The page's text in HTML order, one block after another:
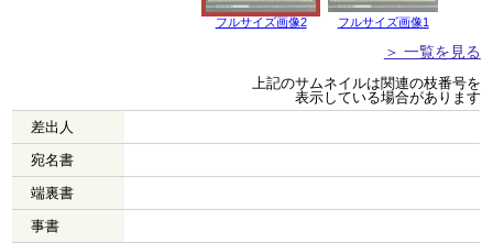
フルサイズ画像2 フルサイズ画像1
＞ 一覧を見る
上記のサムネイルは関連の枝番号を
表示している場合があります
差出人
宛名書
端裏書
事書